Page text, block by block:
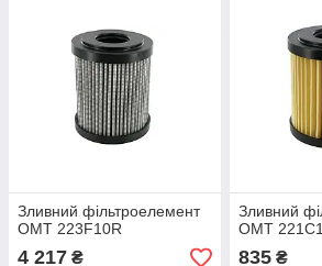
Зливний фільтроелемент
OMT 223F10R
4 217 ₴
Зливний
OMT
835₴